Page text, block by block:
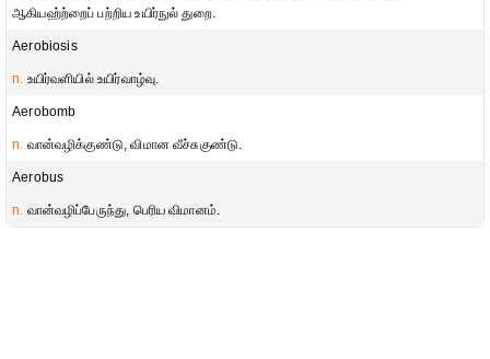
ஆகியஹ்ற்றைப் பற்றிய உயிர்நுல் துறை.
Aerobiosis
n. உயிர்வளியில் உயிர்வாழ்வு.
Aerobomb
n. வான்வழிக்குண்டு, விமான வீச்சுகுண்டு.
Aerobus
n. வான்வழிப்பேருந்து, பெரிய விமானம்.